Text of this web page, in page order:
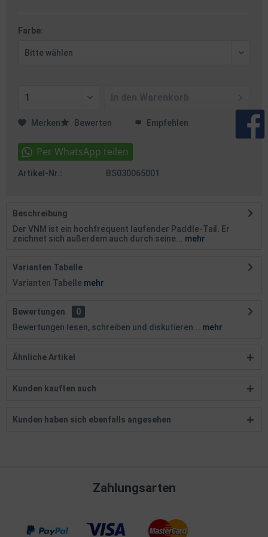
Farbe:
Merken Bewerten Empfehlen
Artikel-Nr.: BS030065001
Beschreibung
Der VNM ist ein hochfrequent laufender Paddle-Tail. Er
zeichnet sich außerdem auch durch seine...
mehr
Varianten Tabelle
Varianten Tabelle mehr
Bewertungen
0
Bewertungen lesen, schreiben und diskutieren...
mehr
Ähnliche Artikel
Kunden kauften auch
Kunden haben sich ebenfalls angesehen
Zahlungsarten